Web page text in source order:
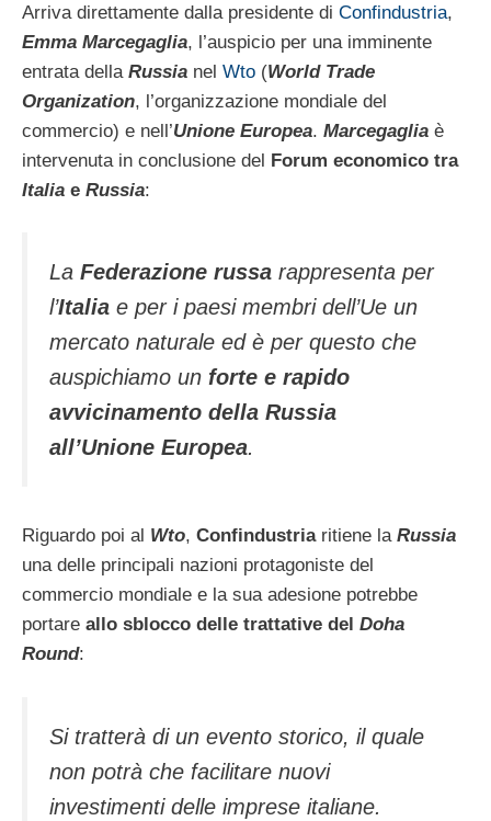
Arriva direttamente dalla presidente di Confindustria,
Emma Marcegaglia, l’auspicio per una imminente
entrata della Russia nel Wto (World Trade
Organization, l’organizzazione mondiale del
commercio) e nell’Unione Europea. Marcegaglia è
intervenuta in conclusione del Forum economico tra
Italia e Russia:
La Federazione russa rappresenta per
l’Italia e per i paesi membri dell’Ue un
mercato naturale ed è per questo che
auspichiamo un forte e rapido
avvicinamento della Russia
all’Unione Europea.
Riguardo poi al Wto, Confindustriaritiene la Russia
una delle principali nazioni protagoniste del
commercio mondiale e la sua adesione potrebbe
portare allo sblocco delle trattative del Doha
Round:
Si tratterà di un evento storico, il quale
non potrà che facilitare nuovi
investimenti delle imprese italiane.